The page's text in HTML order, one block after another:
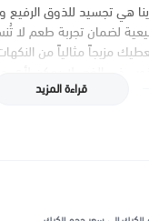
هي تجسيد للذوق الرفيع
لضمان تجربة طعم لا
مزيجاً مثالياً من
لمسة من السعادة
الشهادات، كل شيء
قراءة المزيد